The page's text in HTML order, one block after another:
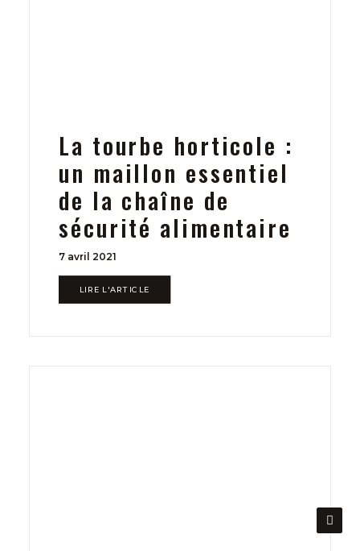
La tourbe horticole :
un maillon essentiel
de la chaîne de
sécurité alimentaire
7 avril 2021
LIRE L'ARTICLE